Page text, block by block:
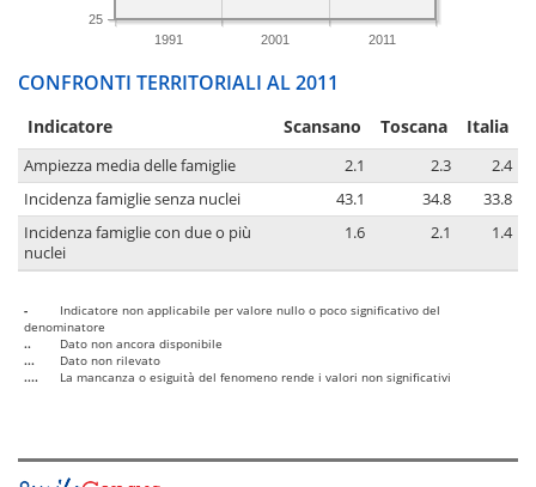
1991 2001 2011
25
CONFRONTI TERRITORIALI AL 2011
Indicatore Scansano Toscana Italia
Ampiezza media delle famiglie 2.1 2.3
2.4
Incidenza famiglie senza nuclei
43.1 34.8
33.8
Incidenza famiglie con due o più
nuclei
1.6 2.1 1.4
-
Indicatore non applicabile per valore nullo o poco significativo del
denominatore
..
Dato non ancora disponibile
...
Dato non rilevato
....
La mancanza o esiguità del fenomeno rende i valori non significativi